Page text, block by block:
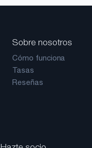
Sobre nosotros
Cómo funciona
Tasas
Reseñas